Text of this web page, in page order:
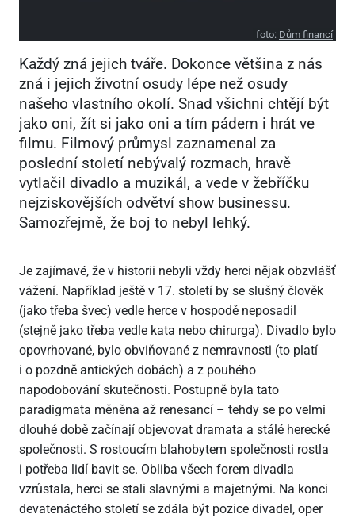
foto: Dům financí
Každý zná jejich tváře. Dokonce většina z nás
zná i jejich životní osudy lépe než osudy
našeho vlastního okolí. Snad všichni chtějí být
jako oni, žít si jako oni a tím pádem i hrát ve
filmu. Filmový průmysl zaznamenal za
poslední století nebývalý rozmach, hravě
vytlačil divadlo a muzikál, a vede v žebříčku
nejziskovějších odvětví show businessu.
Samozřejmě, že boj to nebyl lehký.
Je zajímavé, že v historii nebyli vždy herci nějak obzvlášť
vážení. Například ještě v 17. století by se slušný člověk
(jako třeba švec) vedle herce v hospodě neposadil
(stejně jako třeba vedle kata nebo chirurga). Divadlo bylo
opovrhované, bylo obviňované z nemravnosti (to platí
i o pozdně antických dobách) a z pouhého
napodobování skutečnosti. Postupně byla tato
paradigmata měněna až renesancí – tehdy se po velmi
dlouhé době začínají objevovat dramata a stálé herecké
společnosti. S rostoucím blahobytem společnosti rostla
i potřeba lidí bavit se. Obliba všech forem divadla
vzrůstala, herci se stali slavnými a majetnými. Na konci
devatenáctého století se zdála být pozice divadel, oper